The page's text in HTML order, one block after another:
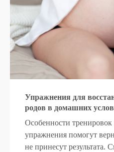
Упражнения для
родов в домашних
Особенности тренировок
упражнения помогут
не принесут результата.